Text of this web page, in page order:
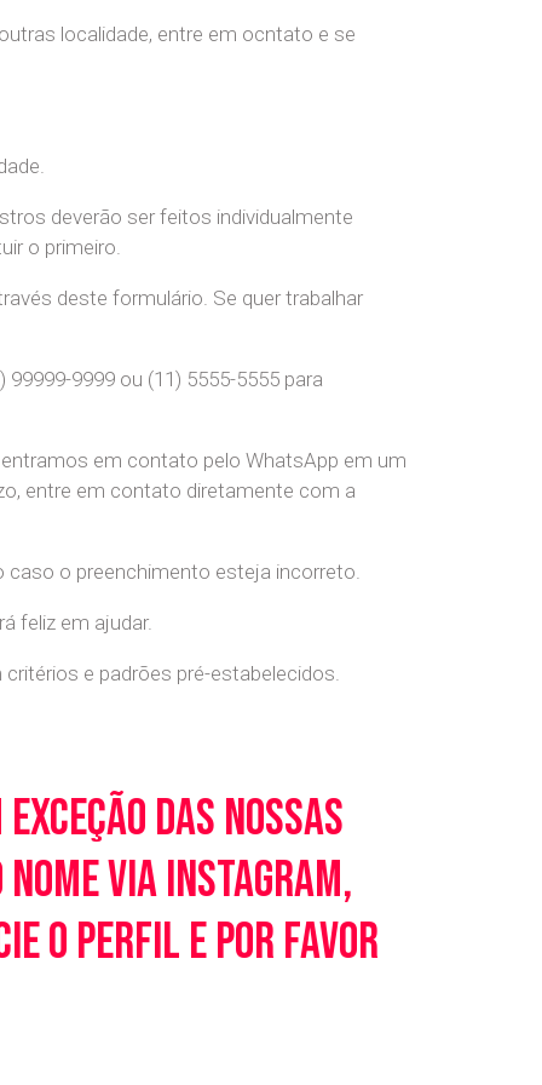
outras localidade, entre em ocntato e se
deverão ser feitos individualmente
o primeiro.
deste formulário. Se quer trabalhar
9999 ou (11) 5555-5555 para
em contato pelo WhatsApp em um
entre em contato diretamente com a
o preenchimento esteja incorreto.
feliz em ajudar.
e padrões pré-estabelecidos.
das nossas
via Instagram,
o perfil e por favor